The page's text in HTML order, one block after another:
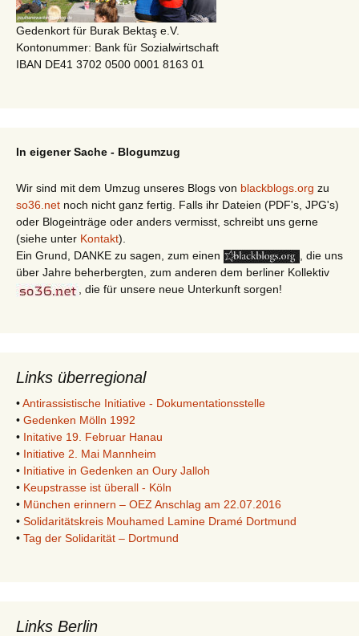
Gedenkort für Burak Bektaş e.V.
Kontonummer: Bank für Sozialwirtschaft
IBAN DE41 3702 0500 0001 8163 01
In eigener Sache - Blogumzug
Wir sind mit dem Umzug unseres Blogs von blackblogs.org zu
so36.net noch nicht ganz fertig. Falls ihr Dateien (PDF's, JPG's)
oder Blogeinträge oder anders vermisst, schreibt uns gerne
(siehe unter Kontakt).
Ein Grund, DANKE zu sagen, zum einen
, die uns
über Jahre beherbergten, zum anderen dem berliner Kollektiv
, die für unsere neue Unterkunft sorgen!
Links überregional
•Antirassistische Initiative - Dokumentationsstelle
• Gedenken Mölln 1992
• Initative 19. Februar Hanau
• Initiative 2. Mai Mannheim
• Initiative in Gedenken an Oury Jalloh
• Keupstrasse ist überall - Köln
• München erinnern – OEZ Anschlag am 22.07.2016
• Solidaritätskreis Mouhamed Lamine Dramé Dortmund
• Tag der Solidarität – Dortmund
Links Berlin